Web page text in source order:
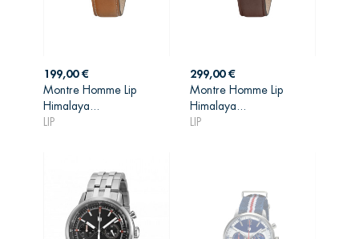
Prix
199,00 €
Montre Homme Lip
Himalaya...
LIP
AJOUTER AU
PANIER
Prix
299,00 €
Montre Homme Lip
Himalaya...
LIP
AJOUTER AU
PANIER